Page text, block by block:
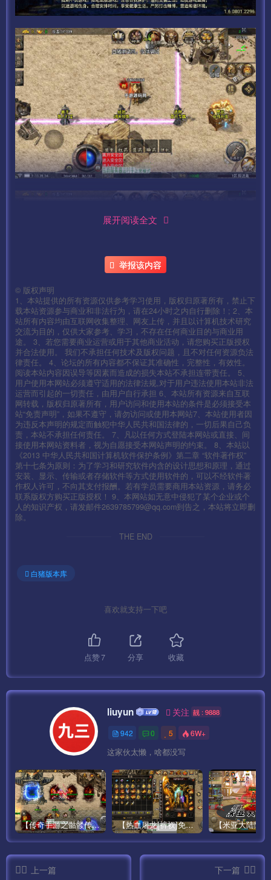
展开阅读全文
举报该内容
© 版权声明
1、本站提供的所有资源仅供参考学习使用，版权归原著所有，禁止下
载本站资源参与商业和非法行为，请在24小时之内自行删除！; 2、本
站所有内容均由互联网收集整理、网友上传，并且以计算机技术研究
交流为目的，仅供大家参考、学习，不存在任何商业目的与商业用
途。 3、若您需要商业运营或用于其他商业活动，请您购买正版授权
并合法使用。 我们不承担任何技术及版权问题，且不对任何资源负法
律责任。 4、论坛的所有内容都不保证其准确性，完整性，有效性。
阅读本站内容因误导等因素而造成的损失本站不承担连带责任。 5、
用户使用本网站必须遵守适用的法律法规,对于用户违法使用本站非法
运营而引起的一切责任，由用户自行承担 6、本站所有资源来自互联
网转载，版权归原著所有，用户访问和使用本站的条件是必须接受本
站“免责声明”，如果不遵守，请勿访问或使用本网站7、本站使用者因
为违反本声明的规定而触犯中华人民共和国法律的，一切后果自己负
责，本站不承担任何责任。 7、凡以任何方式登陆本网站或直接、间
接使用本网站资料者，视为自愿接受本网站声明的约束。 8、本站以
《2013 中华人民共和国计算机软件保护条例》第二章 “软件著作权”
第十七条为原则：为了学习和研究软件内含的设计思想和原理，通过
安装、显示、传输或者存储软件等方式使用软件的，可以不经软件著
作权人许可，不向其支付报酬。若有学员需要商用本站资源，请务必
联系版权方购买正版授权！ 9、本网站如无意中侵犯了某个企业或个
人的知识产权，请发邮件2639785799@qq.com到告之，本站将立即删
除。
THE END
白猪版本库
喜欢就支持一下吧
点赞7 分享 收藏
liuyun 关注 靓 : 9888
942 0 5 6W+
这家伙太懒，啥都没写
【传奇手游之骷髅传说第二季十大陆[白猪3]免授权版】经典单职业复古特色战神引擎传奇手游最新打包Win服务端源码视频架设教程-怀旧复古-经典耐玩–新版GM多功能网页授权物品后台-GM直冲网页后台-安卓苹果IOS双端版本！ 【热血屠龙[裤衩]免授权修复版】采用经典战神引擎三职业特色游戏最新打包Win服务端源码视频架设教程-GM直冲后台-新版GM多功能授权物品后台-安卓苹果IOS双端版本-传奇手游！
上一篇
下一篇